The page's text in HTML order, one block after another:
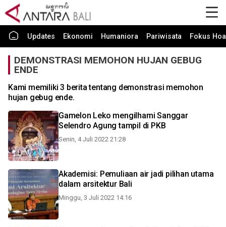
Updates Ekonomi Humaniora Pariwisata Fokus
DEMONSTRASI MEMOHON HUJAN GEBUG
ENDE
Kami memiliki 3 berita tentang demonstrasi memohon
hujan gebug ende.
Gamelon Leko mengilhami Sanggar
Selendro Agung tampil di PKB
Senin, 4 Juli 2022 21:28
Akademisi: Pemuliaan air jadi pilihan utama
dalam arsitektur Bali
Minggu, 3 Juli 2022 14:16